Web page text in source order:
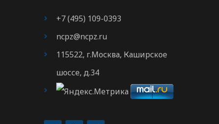
+7 (495) 109-0393
ncpz@ncpz.ru
115522, г.Москва, Каширское
шоссе, д.34